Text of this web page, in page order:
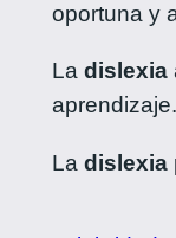
oportuna y
La dislexia
aprendizaje.
La dislexia